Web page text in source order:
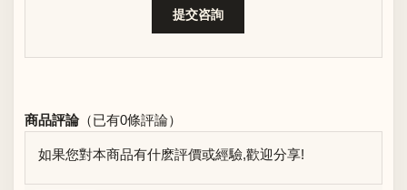
商品評論（已有0條評論）
如果您對本商品有什麽評價或經驗,歡迎分享!